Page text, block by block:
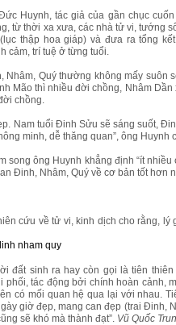
Huynh, tác giả của gần chục
từ thời xa xưa, các nhà tử vi, tướng
thập hoa giáp) và đưa ra tổng kết
cảm, trí tuệ ở từng tuổi.
Quý thường không mấy suôn
Mão thì nhiều đời chồng, Nhâm Dần
chồng.
Nam tuổi Đinh Sửu sẽ sáng suốt,
minh, dễ thăng quan”, ông Huynh
song ông Huynh khẳng định “ít nhiều
Đinh, Nhâm, Quý về cơ bản tốt hơn
cứu về tử vi, kinh dịch cho rằng, lý
đất sinh ra hay còn gọi là tiên
tác động bởi chính hoàn cảnh,
có mối quan hệ qua lại với nhau.
giờ đẹp, mang can đẹp (trai Đinh,
sẽ khó mà thành đạt”. Vũ Quốc